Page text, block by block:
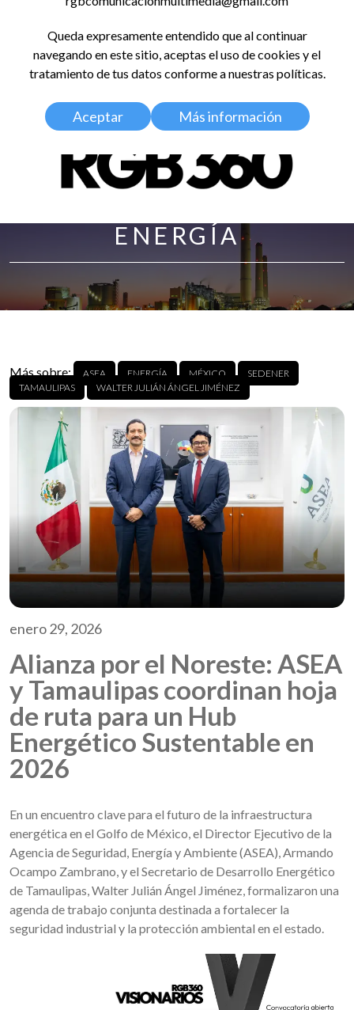
LinkedIn
RED GLOBAL
BALDOSA 360
ENERGÍA
Más sobre: ASEA ENERGÍA MÉXICO
SEDENER
TAMAULIPAS
WALTER JULIÁN ÁNGEL JIMÉNEZ
enero 29, 2026
Alianza por el Noreste: ASEA
y Tamaulipas coordinan hoja
de ruta para un Hub
Energético Sustentable en
2026
En un encuentro clave para el futuro de la infraestructura
energética en el Golfo de México, el Director Ejecutivo de la
Agencia de Seguridad, Energía y Ambiente (ASEA), Armando
Ocampo Zambrano, y el Secretario de Desarrollo Energético
de Tamaulipas, Walter Julián Ángel Jiménez, formalizaron una
agenda de trabajo conjunta destinada a fortalecer la
seguridad industrial y la protección ambiental en el estado.
Queda expresamente entendido que al continuar
navegando en este sitio, aceptas el uso de cookies y el
tratamiento de tus datos conforme a nuestras políticas.
Aceptar Más información